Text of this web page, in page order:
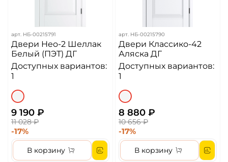
арт. НБ-00215791
Двери Нео-2 Шеллак
Белый (ПЭТ) ДГ
Доступных вариантов:
1
9 190 ₽
11 028 ₽
-17%
В корзину
арт. НБ-00215790
Двери Классико-42
Аляска ДГ
Доступных вариантов:
1
8 880 ₽
10 656 ₽
-17%
В корзину